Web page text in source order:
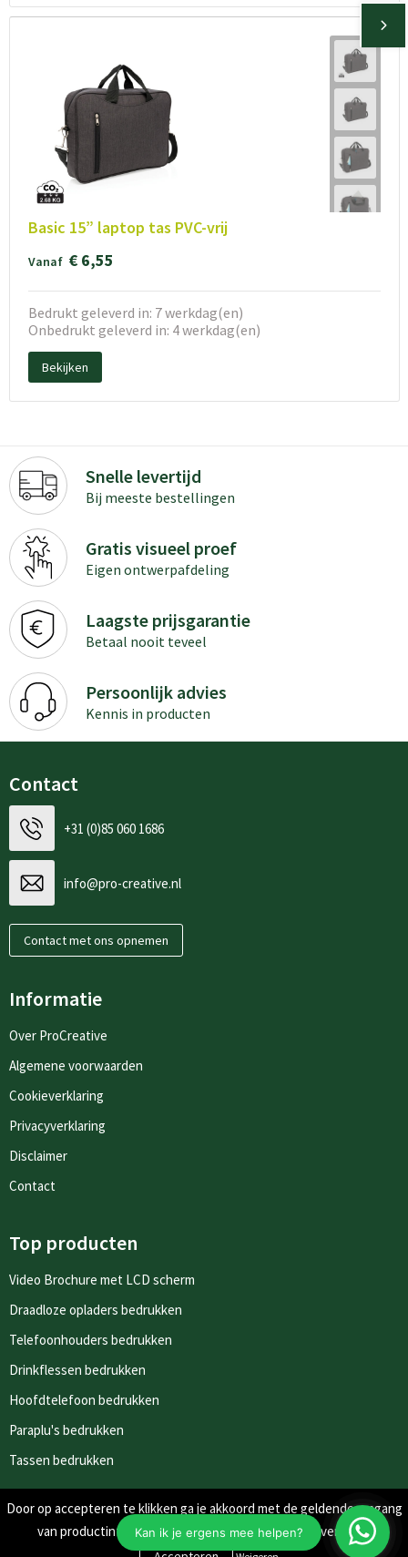
Basic 15” laptop tas PVC-vrij
Vanaf € 6,55
Bedrukt geleverd in: 7 werkdag(en)
Onbedrukt geleverd in: 4 werkdag(en)
Bekijken
Snelle levertijd
Bij meeste bestellingen
Gratis visueel proef
Eigen ontwerpafdeling
Laagste prijsgarantie
Betaal nooit teveel
Persoonlijk advies
Kennis in producten
Contact
+31 (0)85 060 1686
info@pro-creative.nl
Contact met ons opnemen
Informatie
Over ProCreative
Algemene voorwaarden
Cookieverklaring
Privacyverklaring
Disclaimer
Contact
Top producten
Video Brochure met LCD scherm
Draadloze opladers bedrukken
Telefoonhouders bedrukken
Drinkflessen bedrukken
Hoofdtelefoon bedrukken
Paraplu's bedrukken
Tassen bedrukken
Nieuwsbrieven
Schrijf je in voor onze nieuwsbrief en mis nooit meer één van
Door op accepteren te klikken ga je akkoord met de geldende omgang
van productinformatie zoals op de website wordt vermeld.